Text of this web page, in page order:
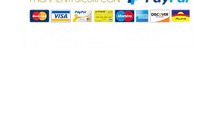
al numero +39 3496820417